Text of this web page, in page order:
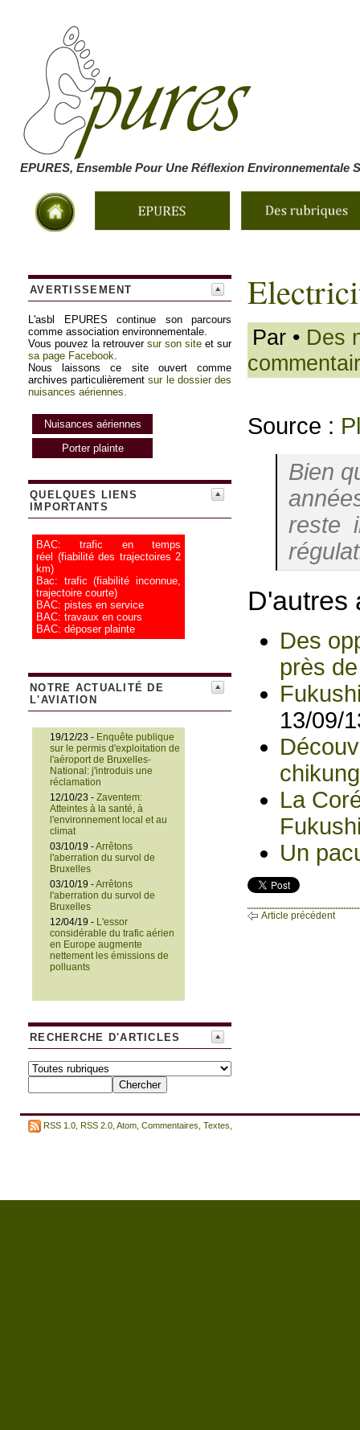
EPURES, Ensemble Pour Une Réflexion Environnementale
AVERTISSEMENT
L'asbl EPURES continue son parcours
comme association environnementale.
Vous pouvez la retrouver sur son site et sur
sa page Facebook.
Nous laissons ce site ouvert comme
archives particulièrementsur le dossier des
nuisances aériennes.
Nuisances aériennes
Porter plainte
QUELQUES LIENS
IMPORTANTS
BAC: trafic en temps
réel (fiabilité des trajectoires 2
km)
Bac: trafic (fiabilité inconnue,
trajectoire courte)
BAC: pistes en service
BAC: travaux en cours
BAC: déposer plainte
NOTRE ACTUALITÉ DE
L'AVIATION
19/12/23 - Enquête publique
sur le permis d'exploitation de
l'aéroport de Bruxelles-
National: j'introduis une
réclamation
12/10/23 - Zaventem:
Atteintes à la santé, à
l'environnement local et au
climat
03/10/19 -Arrêtons
l'aberration du survol de
Bruxelles
03/10/19 -Arrêtons
l'aberration du survol de
Bruxelles
12/04/19 - L'essor
considérable du trafic aérien
en Europe augmente
nettement les émissions de
polluants
RECHERCHE D'ARTICLES
Par • Des
Source :
Bien
reste
D'autres
Des
près
13/09/
La
Un
Article précédent
RSS 1.0 RSS 2.0 Atom Commentaires Textes